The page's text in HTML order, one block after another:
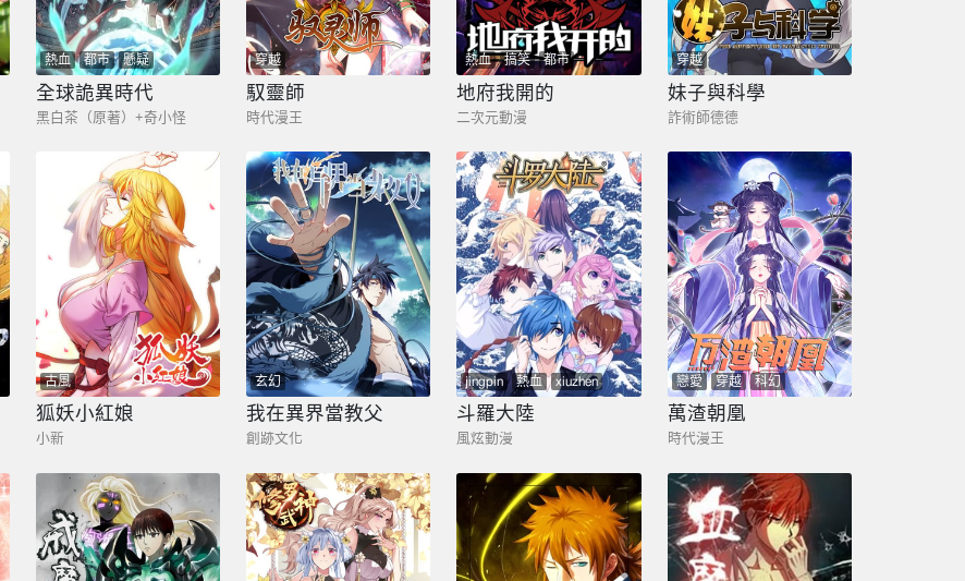
熱血 都市 懸疑
全球詭異時代
黑白茶（原著）+奇小怪
穿越
馭靈師
時代漫王
熱血 搞笑 都市
地府我開的
二次元動漫
穿越
妹子與科學
詐術師德德
古風
狐妖小紅娘
小新
玄幻
我在異界當教父
創跡文化
jingpin 熱血
xiuzhen
玄幻
斗羅大陸
風炫動漫
戀愛 穿越 科幻
萬渣朝凰
時代漫王